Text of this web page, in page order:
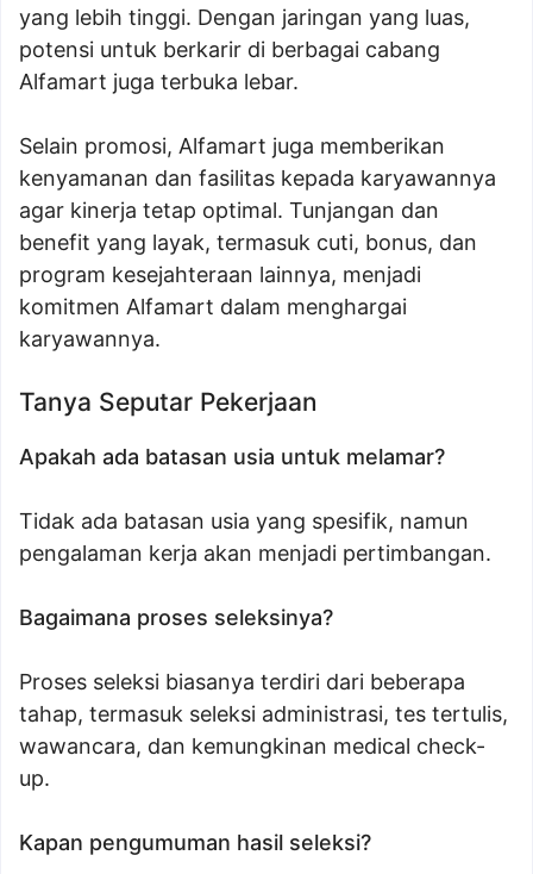
yang lebih tinggi. Dengan jaringan yang luas,
potensi untuk berkarir di berbagai cabang
Alfamart juga terbuka lebar.
Selain promosi, Alfamart juga memberikan
kenyamanan dan fasilitas kepada karyawannya
agar kinerja tetap optimal. Tunjangan dan
benefit yang layak, termasuk cuti, bonus, dan
program kesejahteraan lainnya, menjadi
komitmen Alfamart dalam menghargai
karyawannya.
Tanya Seputar Pekerjaan
Apakah ada batasan usia untuk melamar?
Tidak ada batasan usia yang spesifik, namun
pengalaman kerja akan menjadi pertimbangan.
Bagaimana proses seleksinya?
Proses seleksi biasanya terdiri dari beberapa
tahap, termasuk seleksi administrasi, tes tertulis,
wawancara, dan kemungkinan medical check-
up.
Kapan pengumuman hasil seleksi?